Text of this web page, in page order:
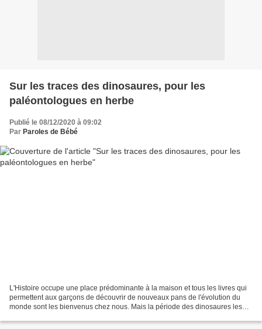
Sur les traces des dinosaures, pour les
paléontologues en herbe
Publié le 08/12/2020 à 09:02
Par Paroles de Bébé
L'Histoire occupe une place prédominante à la maison et tous les livres qui
permettent aux garçons de découvrir de nouveaux pans de l'évolution du
monde sont les bienvenus chez nous. Mais la période des dinosaures les